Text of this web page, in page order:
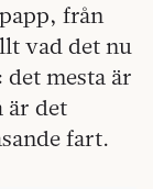
från
vad det nu
mesta är
är det
fart.